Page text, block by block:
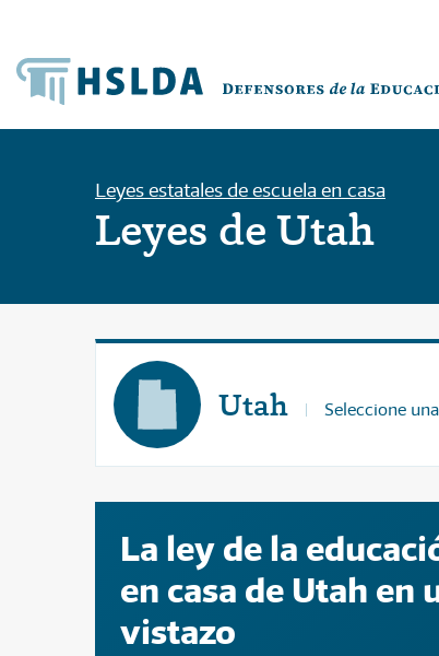
Leyes estatales de escuela en casa
Leyes de Utah
Utah Seleccione
La ley de la
en casa de Utah en
vistazo